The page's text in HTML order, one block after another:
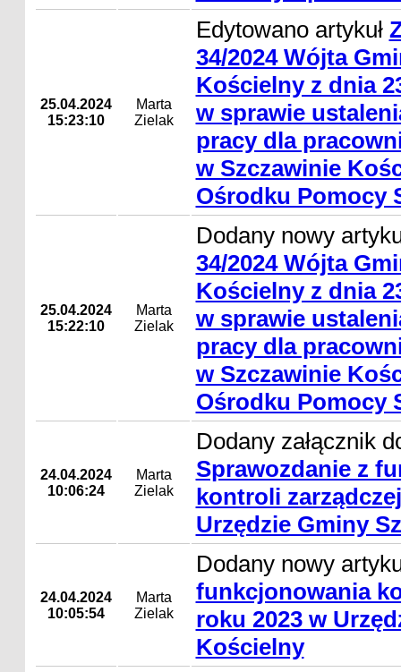
25.04.2024
15:23:10
Marta
Zielak
Edytowano artykuł
34/2024 Wójta
Kościelny z dnia
w sprawie
pracy dla
w Szczawinie
Ośrodku Pomocy
25.04.2024
15:22:10
Marta
Zielak
Dodany nowy
34/2024 Wójta
Kościelny z dnia
w sprawie
pracy dla
w Szczawinie
Ośrodku Pomocy
24.04.2024
10:06:24
Marta
Zielak
Dodany załącznik
Sprawozdanie z
kontroli
Urzędzie Gminy
24.04.2024
10:05:54
Marta
Zielak
Dodany nowy
funkcjonowania
roku 2023 w
Kościelny